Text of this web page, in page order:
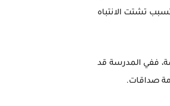
تشتت الانتباه
ففي المدرسة قد
صداقات.